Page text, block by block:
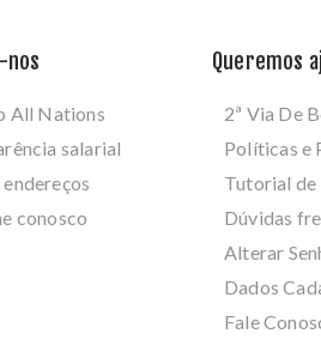
nos
All Nations
salarial
conosco
Queremos
2ª Via De
Políticas e
Tutorial de
Dúvidas
Alterar
Dados
Fale